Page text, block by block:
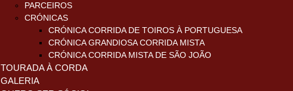
PARCEIROS
CRÓNICAS
CRÓNICA CORRIDA DE TOIROS À PORTUGUESA
CRÓNICA GRANDIOSA CORRIDA MISTA
CRÓNICA CORRIDA MISTA DE SÃO JOÃO
TOURADA À CORDA
GALERIA